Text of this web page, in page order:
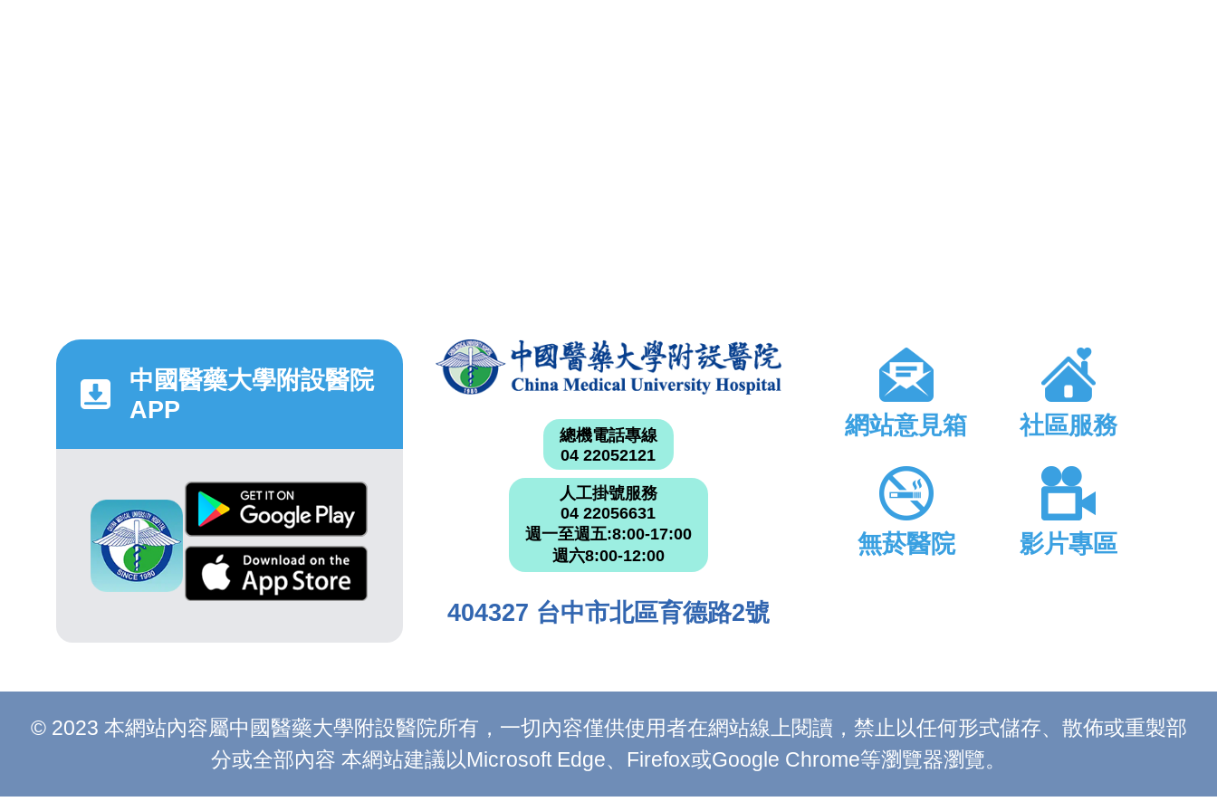
中國醫藥大學附設醫院
APP
總機電話專線
04 22052121
人工掛號服務
04 22056631
週一至週五:8:00-17:00
週六8:00-12:00
404327 台中市北區育德路2號
網站意見箱 社區服務
無菸醫院 影片專區
© 2023 本網站內容屬中國醫藥大學附設醫院所有，一切內容僅供使用者在網站線上閱讀，禁止以任何形式儲存、散佈或重製部
分或全部內容 本網站建議以Microsoft Edge、Firefox或Google Chrome等瀏覽器瀏覽。